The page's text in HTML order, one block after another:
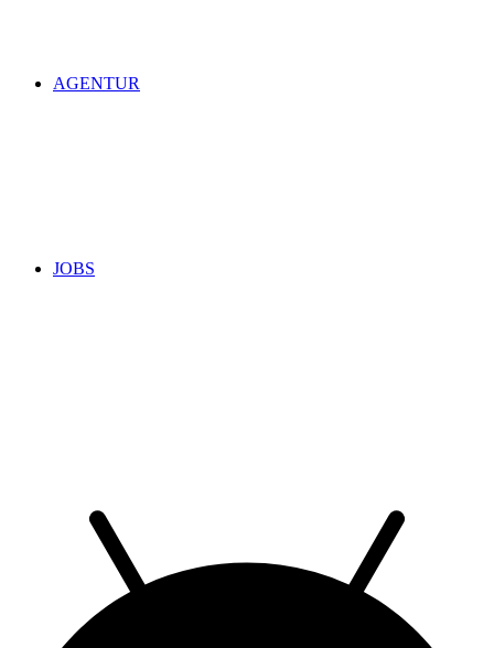
AGENTUR
JOBS